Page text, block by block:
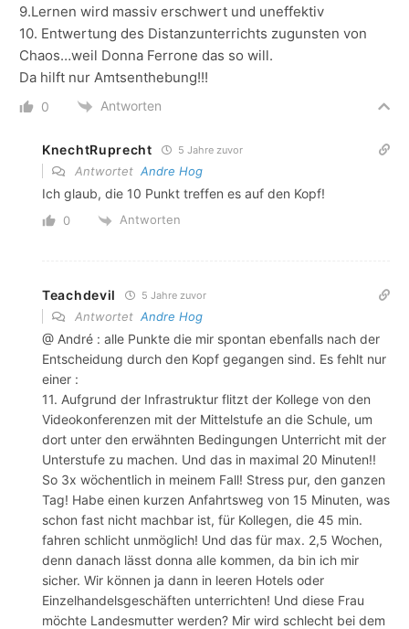
9.Lernen wird massiv erschwert und uneffektiv
10. Entwertung des Distanzunterrichts zugunsten von
Chaos…weil Donna Ferrone das so will.
Da hilft nur Amtsenthebung!!!
0 Antworten
KnechtRuprecht 5 Jahre zuvor
Antwortet Andre Hog
Ich glaub, die 10 Punkt treffen es auf den Kopf!
0 Antworten
Teachdevil 5 Jahre zuvor
Antwortet Andre Hog
@ André : alle Punkte die mir spontan ebenfalls nach der
Entscheidung durch den Kopf gegangen sind. Es fehlt nur
einer :
11. Aufgrund der Infrastruktur flitzt der Kollege von den
Videokonferenzen mit der Mittelstufe an die Schule, um
dort unter den erwähnten Bedingungen Unterricht mit der
Unterstufe zu machen. Und das in maximal 20 Minuten!!
So 3x wöchentlich in meinem Fall! Stress pur, den ganzen
Tag! Habe einen kurzen Anfahrtsweg von 15 Minuten, was
schon fast nicht machbar ist, für Kollegen, die 45 min.
fahren schlicht unmöglich! Und das für max. 2,5 Wochen,
denn danach lässt donna alle kommen, da bin ich mir
sicher. Wir können ja dann in leeren Hotels oder
Einzelhandelsgeschäften unterrichten! Und diese Frau
möchte Landesmutter werden? Mir wird schlecht bei dem